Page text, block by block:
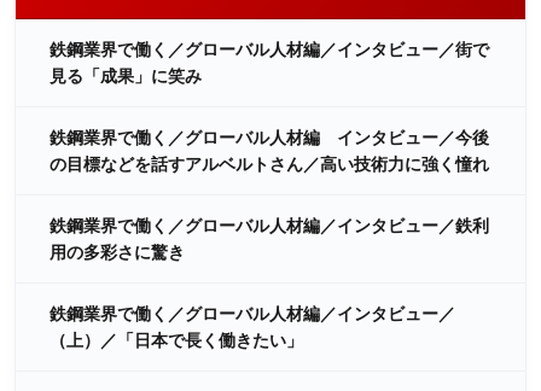
鉄鋼業界で働く／グローバル人材編／インタビュー／街で
見る「成果」に笑み
鉄鋼業界で働く／グローバル人材編 インタビュー／今後
の目標などを話すアルベルトさん／高い技術力に強く憧れ
鉄鋼業界で働く／グローバル人材編／インタビュー／鉄利
用の多彩さに驚き
鉄鋼業界で働く／グローバル人材編／インタビュー／
（上）／「日本で長く働きたい」